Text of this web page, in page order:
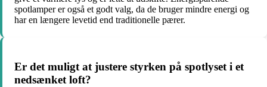
spotlamper er også et godt valg, da de bruger mindre energi og
har en længere levetid end traditionelle pærer.
Er det muligt at justere styrken på spotlyset i et
nedsænket loft?